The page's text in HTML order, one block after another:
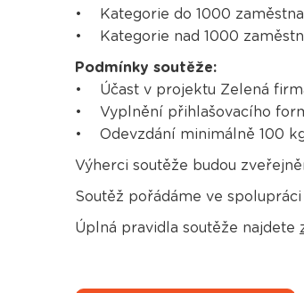
• Kategorie do 1000
• Kategorie nad 1000
Podmínky soutěže:
• Účast v projektu Zelená
• Vyplnění přihlašovacího
• Odevzdání minimálně 100
Výherci soutěže budou
Soutěž pořádáme ve
Úplná pravidla soutěže najdete